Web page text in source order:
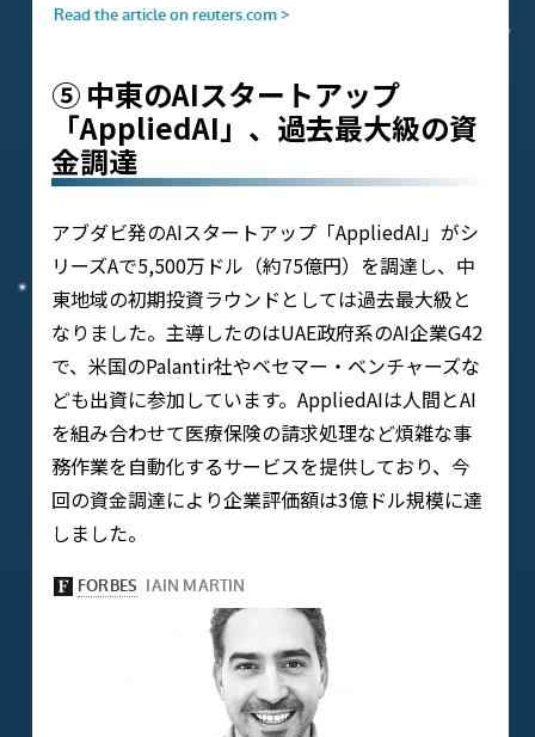
⑤ 中東のAIスタートアップ
「AppliedAI」、過去最大級の資
金調達
アブダビ発のAIスタートアップ「AppliedAI」がシ
リーズAで5,500万ドル（約75億円）を調達し、中
東地域の初期投資ラウンドとしては過去最大級と
なりました。主導したのはUAE政府系のAI企業G42
で、米国のPalantir社やベセマー・ベンチャーズな
ども出資に参加しています。AppliedAIは人間とAI
を組み合わせて医療保険の請求処理など煩雑な事
務作業を自動化するサービスを提供しており、今
回の資金調達により企業評価額は3億ドル規模に達
しました。